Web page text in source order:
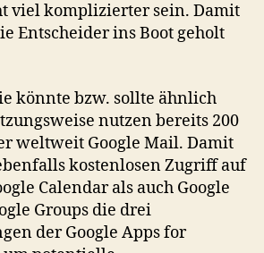
viel komplizierter sein. Damit
Entscheider ins Boot geholt
könnte bzw. sollte ähnlich
nutzen bereits 200
weltweit Google Mail. Damit
kostenlosen Zugriff auf
Calendar als auch Google
Groups die drei
der Google Apps for